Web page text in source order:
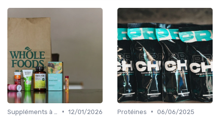
• 12/01/2026
Protéines • 06/06/2025